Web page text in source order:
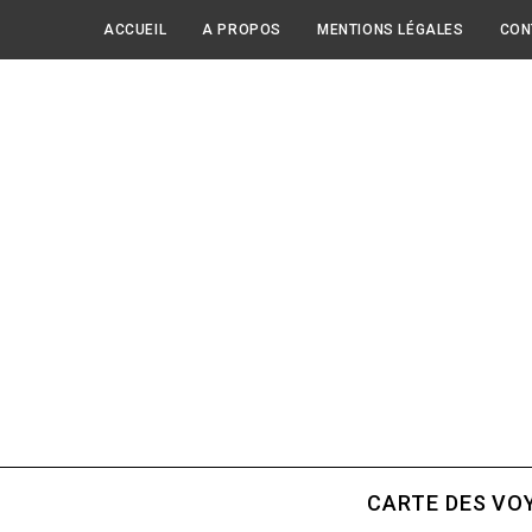
ACCUEIL A PROPOS MENTIONS LÉGALES
CARTE DES